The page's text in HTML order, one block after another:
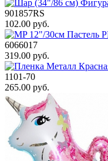
901857RS
102.00 руб.
6066017
319.00 руб.
1101-70
265.00 руб.